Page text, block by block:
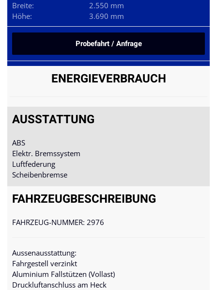
Breite:
2.550 mm
Höhe:
3.690 mm
Probefahrt / Anfrage
ENERGIEVERBRAUCH
AUSSTATTUNG
ABS
Elektr. Bremssystem
Luftfederung
Scheibenbremse
FAHRZEUG­BESCHREIBUNG
FAHRZEUG-NUMMER: 2976
Aussenausstattung:
Fahrgestell verzinkt
Aluminium Fallstützen (Vollast)
Druckluftanschluss am Heck